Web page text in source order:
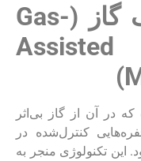
Gas-
)
در آن از گاز بی‌اثر
کنترل‌شده در
این تکنولوژی منجر به